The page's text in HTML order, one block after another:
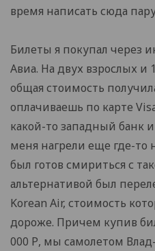
время написать сюда
Билеты я покупал через
Авиа. На двух взрослых и
общая стоимость
оплачиваешь по карте
какой-то западный банк
меня нагрели еще где-то
был готов смириться с
альтернативой был
Korean Air, стоимость
дороже. Причем купив
000 Р, мы самолетом